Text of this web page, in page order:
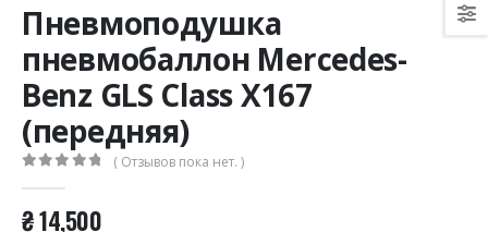
Пневмоподушка
пневмобаллон Mercedes-
Benz GLS Class X167
(передняя)
( Отзывов пока нет. )
₴14,500